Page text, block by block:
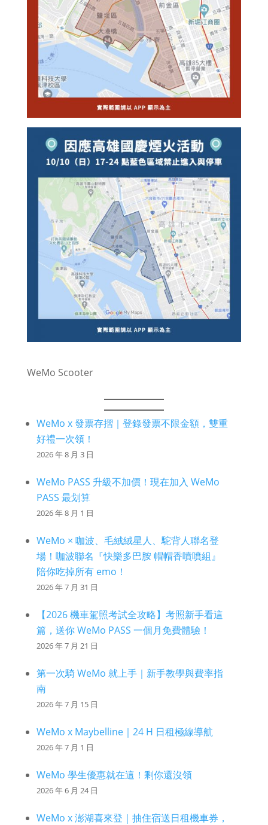
WeMo Scooter
WeMo x 發票存摺｜登錄發票不限金額，雙重
好禮一次領！
2026 年 8 月 3 日
WeMo PASS 升級不加價！現在加入 WeMo
PASS 最划算
2026 年 8 月 1 日
WeMo × 咖波、毛絨絨星人、駝背人聯名登
場！咖波聯名『快樂多巴胺 帽帽香噴噴組』
陪你吃掉所有 emo！
2026 年 7 月 31 日
【2026 機車駕照考試全攻略】考照新手看這
篇，送你 WeMo PASS 一個月免費體驗！
2026 年 7 月 21 日
第一次騎 WeMo 就上手｜新手教學與費率指
南
2026 年 7 月 15 日
WeMo x Maybelline｜24 H 日租極線導航
2026 年 7 月 1 日
WeMo 學生優惠就在這！剩你還沒領
2026 年 6 月 24 日
WeMo x 澎湖喜來登｜抽住宿送日租機車券，